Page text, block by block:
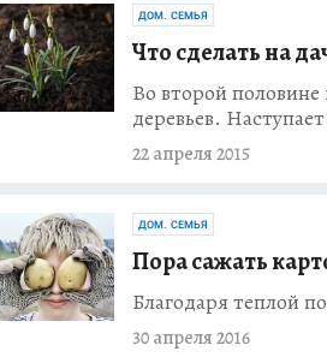
ДОМ. СЕМЬЯ
Что сделать на
Во второй
деревьев.
22 апреля 2015
ДОМ. СЕМЬЯ
Пора сажать
Благодаря теплой
30 апреля 2016